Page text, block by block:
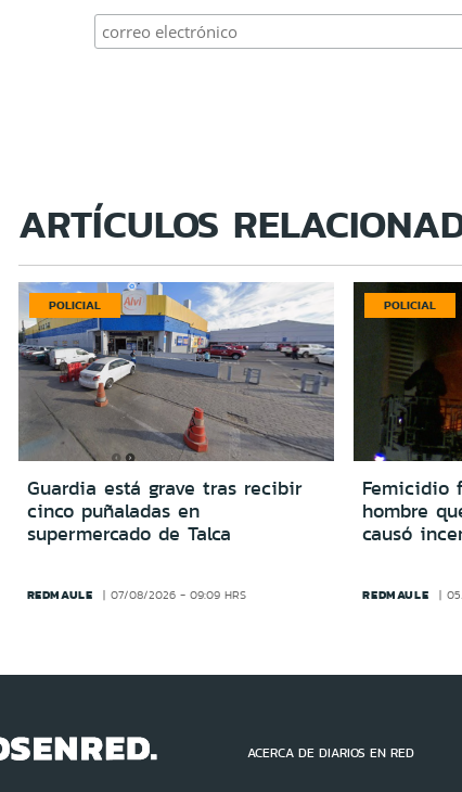
ARTÍCULOS
POLICIAL
Guardia está grave tras recibir
cinco puñaladas en
supermercado de Talca
REDMAULE 07/08/2026 - 09:09 HRS
POLICIAL
Femicidio
hombre
causó
REDMAULE
ACERCA DE DIARIOS EN RED